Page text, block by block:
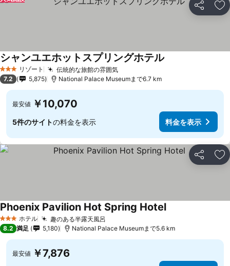
シェア お
3 ホテルのランク
リゾート 伝統的な旅館の雰囲気料金を表示
シャンユエホットスプリングホテル
7.2 5,875 National Palace Museumまで6.7 km
最安値 ￥10,070
5件のサイトの料金を表示 料金を表示
シェア お
3 ホテルのランク
ホテル 趣のある半露天風呂
Phoenix Pavilion Hot Spring Hotel料金を表示
8.2 満足 5,180 National Palace Museumまで5.6 km
最安値 ￥7,876